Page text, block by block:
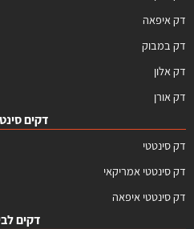
דק איפאה
דק במבוק
דק אלון
דק אורן
דקים
דק סינטטי
דק סינטטי אמריקאי
דק סינטטי איפאה
דקים